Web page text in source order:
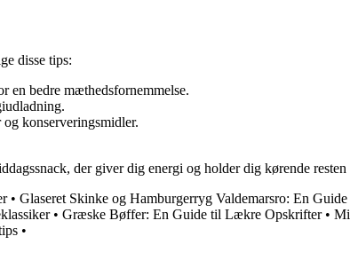
disse tips:
en bedre mæthedsfornemmelse.
konserveringsmidler.
der giver dig energi og holder dig kørende resten
• Glaseret Skinke og Hamburgerryg Valdemarsro: En
• Græske Bøffer: En Guide til Lækre Opskrifter•
•